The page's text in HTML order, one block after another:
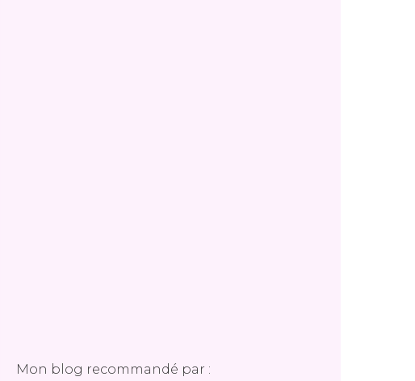
Mon blog recommandé par :